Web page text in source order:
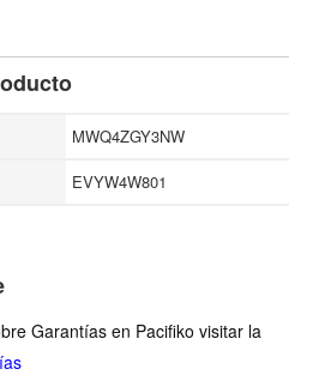
MWQ4ZGY3NW
EVYW4W801
Garantías en Pacifiko visitar la